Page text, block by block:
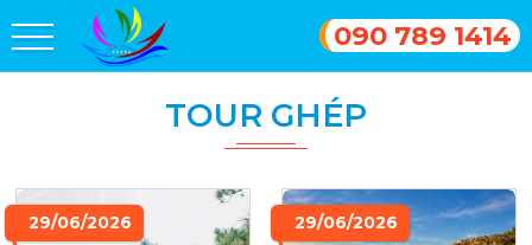
090 789 1414
TOUR GHÉP
29/06/2026 29/06/2026